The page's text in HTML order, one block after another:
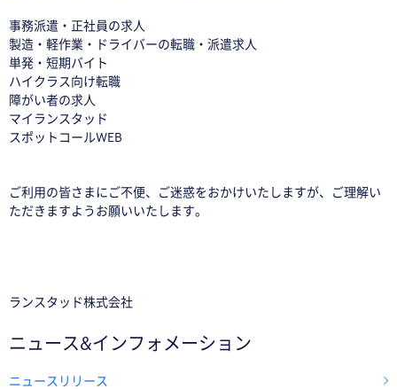
事務派遣・正社員の求人
製造・軽作業・ドライバーの転職・派遣求人
単発・短期バイト
ハイクラス向け転職
障がい者の求人
マイランスタッド
スポットコールWEB
ご利用の皆さまにご不便、ご迷惑をおかけいたしますが、ご理解い
ただきますようお願いいたします。
ランスタッド株式会社
ニュース&インフォメーション
ニュースリリース